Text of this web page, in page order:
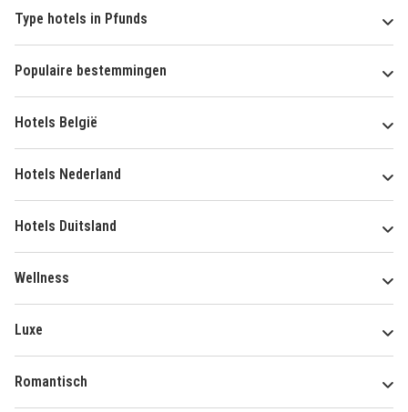
Type hotels in Pfunds
Populaire bestemmingen
Hotels België
Hotels Nederland
Hotels Duitsland
Wellness
Luxe
Romantisch